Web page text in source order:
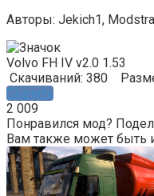
Авторы: Jekich1,
Volvo FH IV v2.0 1.53
Скачиваний: 380
Скачать
2 009
Понравился мод?
Вам также может быть